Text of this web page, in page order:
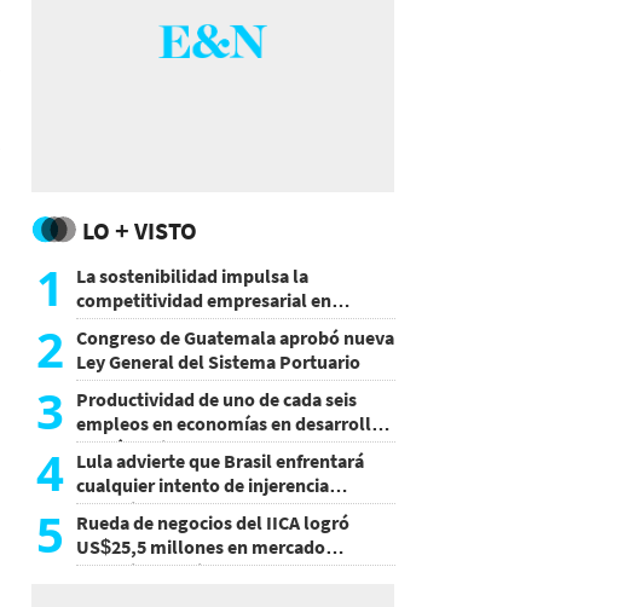
LO + VISTO
1
La sostenibilidad impulsa la
competitividad empresarial en
Guatemala
2 Congreso de Guatemala aprobó nueva
Ley General del Sistema Portuario
3 Productividad de uno de cada seis
empleos en economías en desarrollo
podría mejorar por la IA
4 Lula advierte que Brasil enfrentará
cualquier intento de injerencia
extranjera
5
Rueda de negocios del IICA logró
US$25,5 millones en mercado
agroalimentario